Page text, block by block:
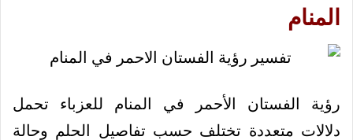
المنام
رؤية الفستان الأحمر في المنام للعزباء تحمل
دلالات متعددة تختلف حسب تفاصيل الحلم وحالة